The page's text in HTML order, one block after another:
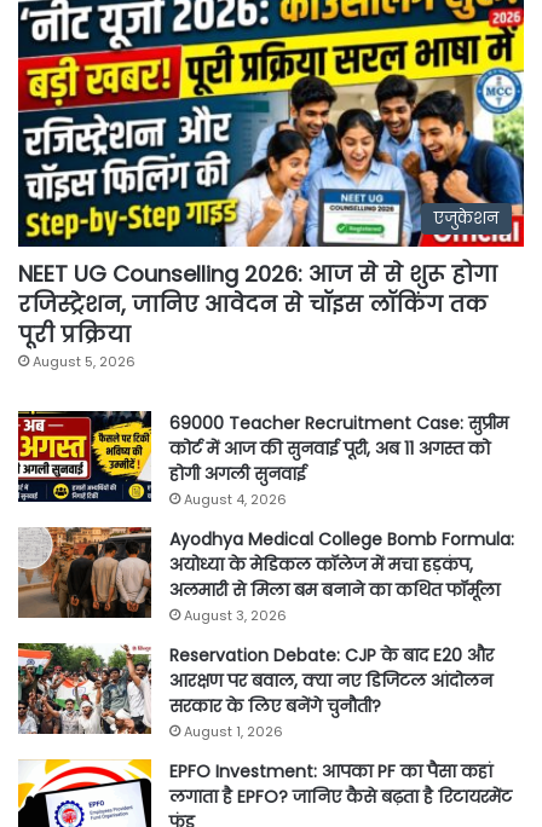
एजुकेशन
NEET UG Counselling 2026: आज से से शुरू होगा
रजिस्ट्रेशन, जानिए आवेदन से चॉइस लॉकिंग तक
पूरी प्रक्रिया
August 5, 2026
69000 Teacher Recruitment Case: सुप्रीम
कोर्ट में आज की सुनवाई पूरी, अब 11 अगस्त को
होगी अगली सुनवाई
August 4, 2026
Ayodhya Medical College Bomb Formula:
अयोध्या के मेडिकल कॉलेज में मचा हड़कंप,
अलमारी से मिला बम बनाने का कथित फॉर्मूला
August 3, 2026
Reservation Debate: CJP के बाद E20 और
आरक्षण पर बवाल, क्या नए डिजिटल आंदोलन
सरकार के लिए बनेंगे चुनौती?
August 1, 2026
EPFO Investment: आपका PF का पैसा कहां
लगाता है EPFO? जानिए कैसे बढ़ता है रिटायरमेंट